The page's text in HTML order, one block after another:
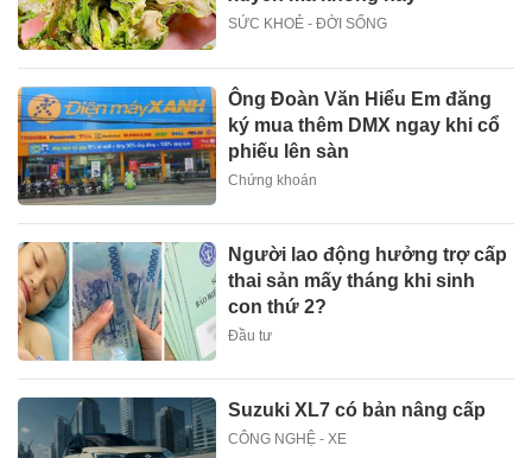
SỨC KHOẺ - ĐỜI SỐNG
Ông Đoàn Văn Hiểu Em đăng
ký mua thêm DMX ngay khi cổ
phiếu lên sàn
Chứng khoán
Người lao động hưởng trợ cấp
thai sản mấy tháng khi sinh
con thứ 2?
Đầu tư
Suzuki XL7 có bản nâng cấp
CÔNG NGHỆ - XE